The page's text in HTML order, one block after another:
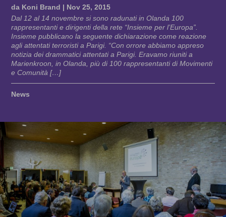
da Koni Brand | Nov 25, 2015
Dal 12 al 14 novembre si sono radunati in Olanda 100
rappresentanti e dirigenti della rete “Insieme per l’Europa”.
Insieme pubblicano la seguente dichiarazione come reazione
agli attentati terroristi a Parigi. “Con orrore abbiamo appreso
notizia dei drammatici attentati a Parigi. Eravamo riuniti a
Marienkroon, in Olanda, più di 100 rappresentanti di Movimenti
e Comunità […]
News